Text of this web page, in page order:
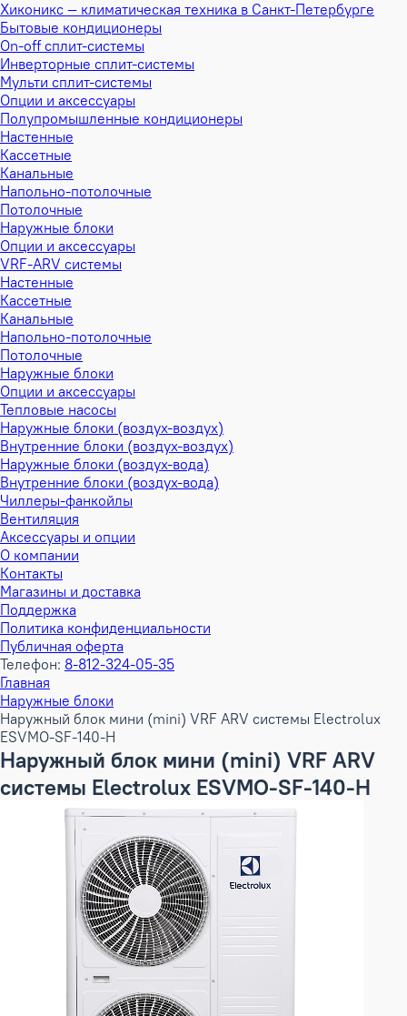
Хиконикс — климатическая техника в Санкт-Петербурге
Бытовые кондиционеры
On-off сплит-системы
Инверторные сплит-системы
Мульти сплит-системы
Опции и аксессуары
Полупромышленные кондиционеры
Настенные
Кассетные
Канальные
Напольно-потолочные
Потолочные
Наружные блоки
Опции и аксессуары
VRF-ARV системы
Настенные
Кассетные
Канальные
Напольно-потолочные
Потолочные
Наружные блоки
Опции и аксессуары
Тепловые насосы
Наружные блоки (воздух-воздух)
Внутренние блоки (воздух-воздух)
Наружные блоки (воздух-вода)
Внутренние блоки (воздух-вода)
Чиллеры-фанкойлы
Вентиляция
Аксессуары и опции
О компании
Контакты
Магазины и доставка
Поддержка
Политика конфиденциальности
Публичная оферта
Телефон: 8-812-324-05-35
Главная
Наружные блоки
Наружный блок мини (mini) VRF ARV системы Electrolux
ESVMO-SF-140-H
Наружный блок мини (mini) VRF ARV
системы Electrolux ESVMO-SF-140-H